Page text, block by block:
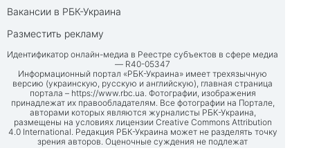
Вакансии в РБК-Украина
Разместить рекламу
Идентификатор онлайн-медиа в Реестре субъектов в сфере медиа
— R40-05347
Информационный портал «РБК-Украина» имеет трехязычную
версию (украинскую, русскую и английскую), главная страница
портала – https://www.rbc.ua. Фотографии, изображения
принадлежат их правообладателям. Все фотографии на Портале,
авторами которых являются журналисты РБК-Украина,
размещены на условиях лицензии Creative Commons Attribution
4.0 International. Редакция РБК-Украина может не разделять точку
зрения авторов. Оценочные суждения не подлежат